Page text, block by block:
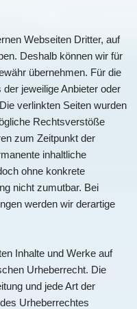
Webseiten Dritter, auf
Deshalb können wir für
übernehmen. Für die
jeweilige Anbieter oder
verlinkten Seiten wurden
Rechtsverstöße
zum Zeitpunkt der
inhaltliche
ohne konkrete
nicht zumutbar. Bei
werden wir derartige
Inhalte und Werke auf
Urheberrecht. Die
und jede Art der
Urheberrechtes